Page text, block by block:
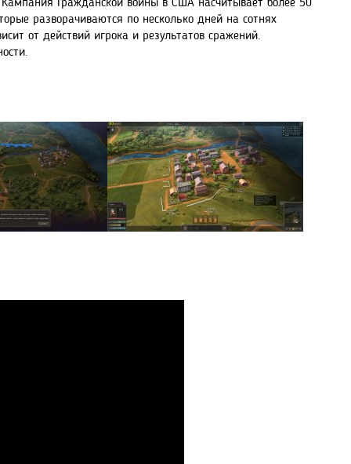
Гражданской войны в США насчитывает более 50
разворачиваются по несколько дней на сотнях
от действий игрока и результатов сражений.